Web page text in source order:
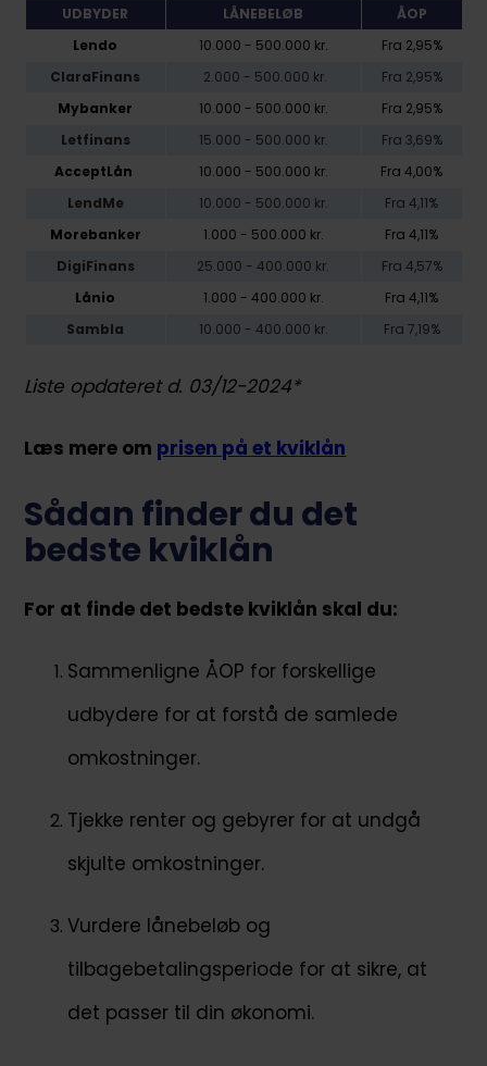
UDBYDER LÅNEBELØB
ÅOP
Lendo
10.000 - 500.000 kr.
Fra 2,95%
ClaraFinans
2.000 - 500.000 kr.
Fra 2,95%
Mybanker
10.000 - 500.000 kr.
Fra 2,95%
Letfinans
15.000 - 500.000 kr.
Fra 3,69%
AcceptLån
10.000 - 500.000 kr.
Fra 4,00%
LendMe
10.000 - 500.000 kr.
Fra 4,11%
Morebanker
1.000 - 500.000 kr.
Fra 4,11%
DigiFinans
25.000 - 400.000 kr.
Fra 4,57%
Lånio
1.000 - 400.000 kr.
Fra 4,11%
Sambla
10.000 - 400.000 kr. Fra 7,19%
Liste opdateret d. 03/12-2024*
Læs mere om prisen på et kviklån
Sådan finder du det
bedste kviklån
For at finde det bedste kviklån skal du:
Sammenligne ÅOP for forskellige
udbydere for at forstå de samlede
omkostninger.
Tjekke renter og gebyrer for at undgå
skjulte omkostninger.
Vurdere lånebeløb og
tilbagebetalingsperiode for at sikre, at
det passer til din økonomi.